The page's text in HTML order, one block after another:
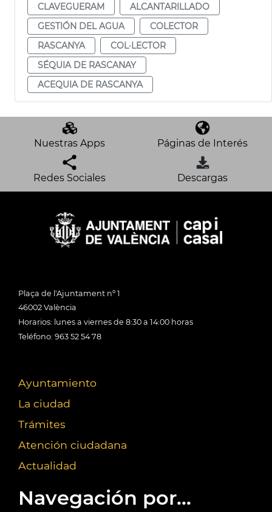
CLAVEGUERAM
ALCANTARILLADO
GESTIÓN DEL AGUA
COLECTOR
RASCANYA
COL·LECTOR
SÉQUIA DE RASCANAY
ACEQUIA DE RASCANYA
Nuestras Apps Páginas de Interés
Redes Sociales Descargas
Plaça de l'Ajuntament nº 1
46002 València
Horarios: lunes a viernes de 8:30 a 14:00 horas
Teléfono: 963 52 54 78
Ayuntamiento
La ciudad
Trámites
Atención ciudadana
Actualidad
Navegación por...